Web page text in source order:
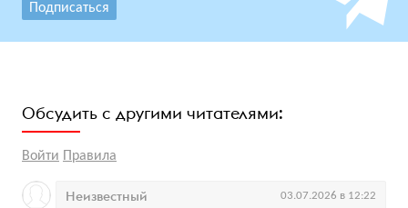
Подписаться
Обсудить с другими читателями:
Войти Правила
Неизвестный 03.07.2026 в 12:22